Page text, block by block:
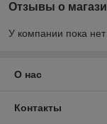
Отзывы о
У компании пока
О нас
Контакты